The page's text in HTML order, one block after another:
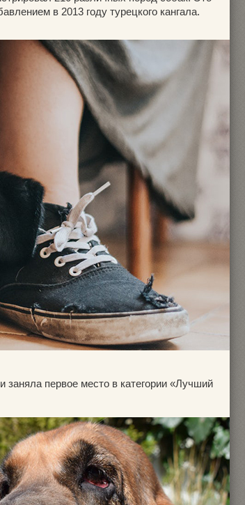
в 2013 году турецкого кангала.
первое место в категории «Лучший